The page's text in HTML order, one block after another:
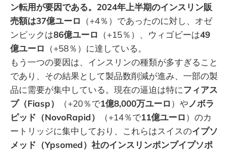
ン転用が要因である。2024年上半期のインスリン販
売額は37億ユーロ （+4％）であったのに対し、オゼ
ンピックは86億ユーロ （+15％）、ウィゴビーは49
億ユーロ （+58％）に達している。
もう一つの要因は、インスリンの種類が多すぎること
であり、その結果として製品数削減が進み、一部の製
品に需要が集中している。現在の逼迫は特にフィアス
プ（Fiasp）
（+20％で1億8,000万ユーロ）やノボラ
ピッド（NovoRapid）
（+14％で11億ユーロ）のカ
ートリッジに集中しており、これらはスイスのイプソ
メッド（Ypsomed）社のインスリンポンプイプソポ